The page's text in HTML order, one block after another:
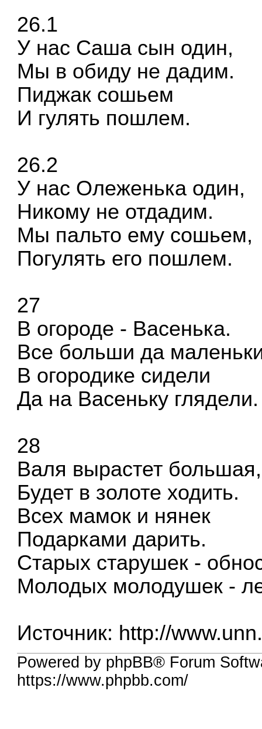
26.1
У нас Саша сын один,
Мы в обиду не дадим.
Пиджак сошьем
И гулять пошлем.
26.2
У нас Олеженька один,
Никому не отдадим.
Мы пальто ему сошьем,
Погулять его пошлем.
27
В огороде - Васенька.
Все больши да
В огородике сидели
Да на Васеньку глядели.
28
Валя вырастет большая,
Будет в золоте ходить.
Всех мамок и нянек
Подарками дарить.
Старых старушек -
Молодых молодушек -
Источник: http://
Powered by phpBB® Forum
https://www.phpbb.com/